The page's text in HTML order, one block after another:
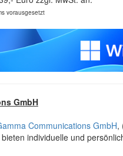
vorausgesetzt
GmbH
Communications GmbH,
individuelle und